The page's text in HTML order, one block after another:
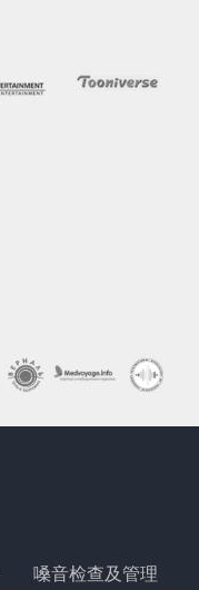
嗓音检查及管理